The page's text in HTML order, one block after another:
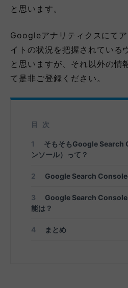
と思います。
Googleアナリティクスにて
イトの状況を把握されている
と思いますが、それ以外の情
て是非ご登録ください。
目次
1
そもそもGoogle Search
ンソール）って？
2 Google Search Console
3
Google Search Console
能は？
4 まとめ